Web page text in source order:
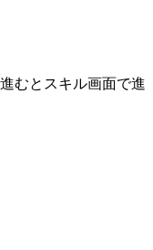
むとスキル画面で進